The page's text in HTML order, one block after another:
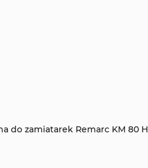
do zamiatarek Remarc KM 80 H